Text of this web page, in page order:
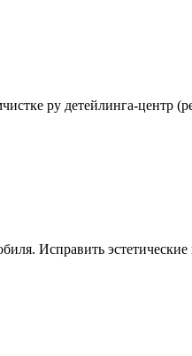
ру детейлинга-центр
Исправить